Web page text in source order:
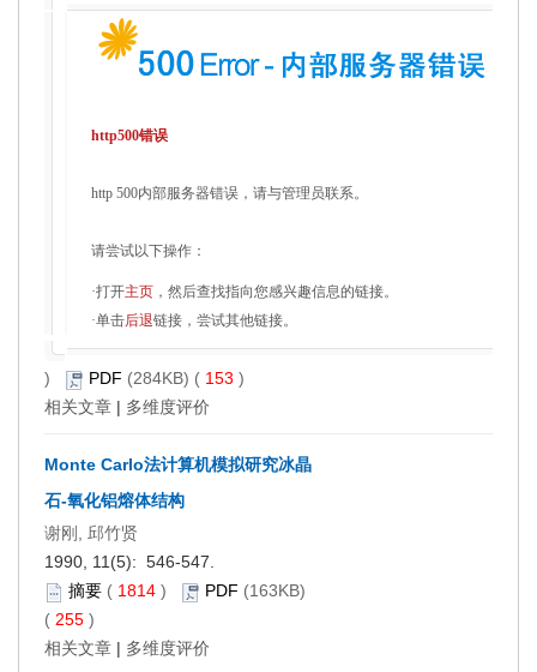
http500错误
http 500内部服务器错误，请与管理员联系。
请尝试以下操作：
·打开主页 ，然后查找指向您感兴趣信息的链接。
·单击后退链接，尝试其他链接。
) PDF (284KB) ( 153 )
相关文章 | 多维度评价
Monte Carlo法计算机模拟研究冰晶
石-氧化铝熔体结构
谢刚, 邱竹贤
1990, 11(5): 546-547.
摘要 ( 1814 ) PDF (163KB)
( 255 )
相关文章 | 多维度评价